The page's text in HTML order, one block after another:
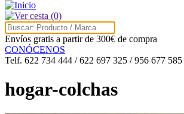
(0)
Envíos gratis a partir de 300€ de compra
CONÓCENOS
Telf. 622 734 444 / 622 697 325 / 956 677 585
hogar-colchas